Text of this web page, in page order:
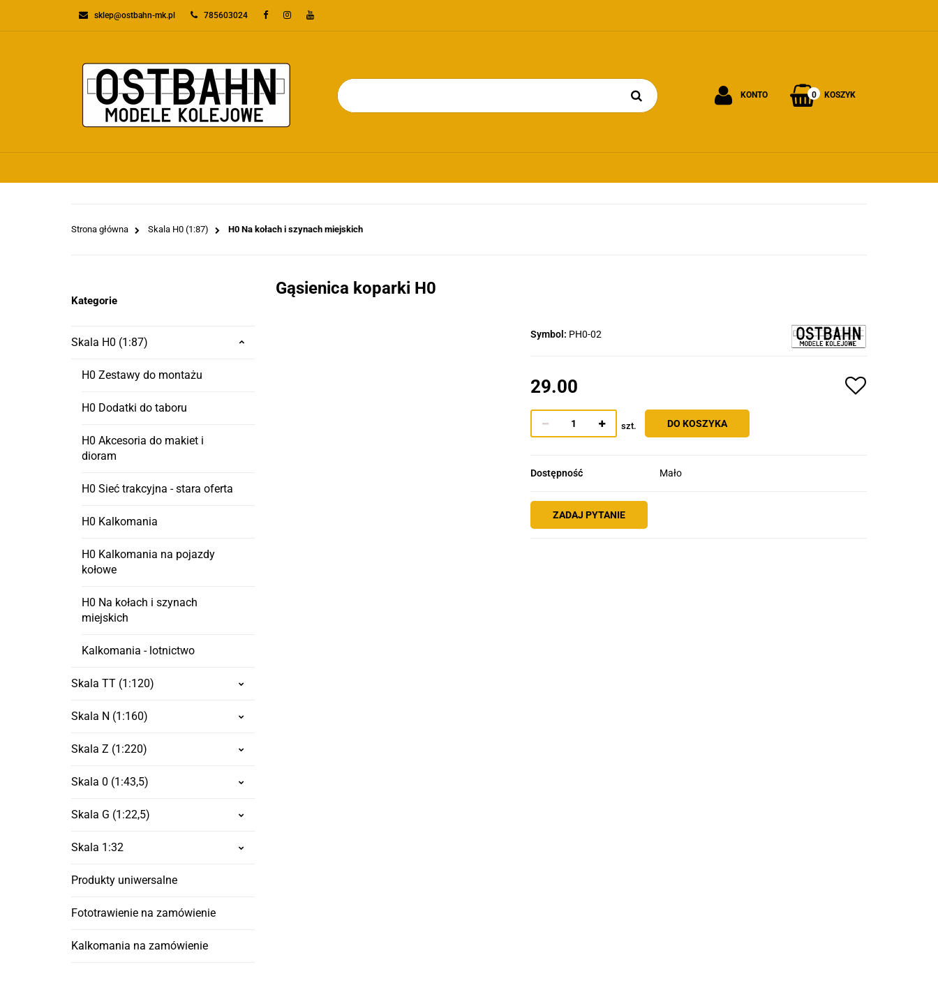
sklep@ostbahn-mk.pl 785603024
KONTO 0 KOSZYK
KATEGORIE PROMOCJE
Strona główna Skala H0 (1:87) H0 Na kołach i szynach miejskich
Kategorie
Skala H0 (1:87)
H0 Zestawy do montażu
H0 Dodatki do taboru
H0 Akcesoria do makiet i
dioram
H0 Sieć trakcyjna - stara oferta
H0 Kalkomania
H0 Kalkomania na pojazdy
kołowe
H0 Na kołach i szynach
miejskich
Kalkomania - lotnictwo
Skala TT (1:120)
Skala N (1:160)
Skala Z (1:220)
Skala 0 (1:43,5)
Skala G (1:22,5)
Skala 1:32
Produkty uniwersalne
Fototrawienie na zamówienie
Kalkomania na zamówienie
Gąsienica koparki H0
Symbol: PH0-02
29.00
szt. DO KOSZYKA
Dostępność Mało
ZADAJ PYTANIE